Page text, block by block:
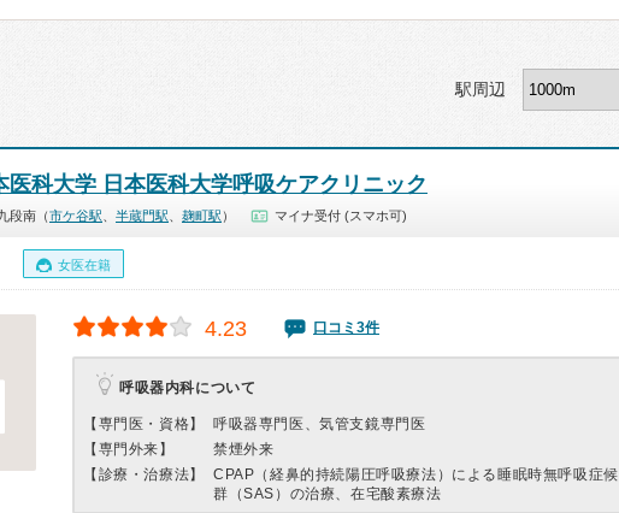
駅周辺
医科大学 日本医科大学呼吸ケアクリニック
段南（市ケ谷駅 半蔵門駅 麹町駅 ） マイナ受付 (スマホ可)
女医在籍
4.23 口コミ3件
呼吸器内科について
【専門医・資格】
呼吸器専門医、気管支鏡専門医
【専門外来】
禁煙外来
【診療・治療法】
CPAP（経鼻的持続陽圧呼吸療法）による睡眠時無呼吸症候
群（SAS）の治療、在宅酸素療法